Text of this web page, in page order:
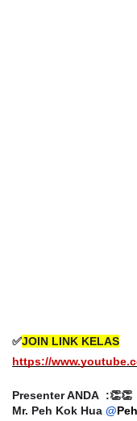
✅JOIN LINK KELAS
https://
Presenter ANDA :👏👏
Mr. Peh Kok Hua @